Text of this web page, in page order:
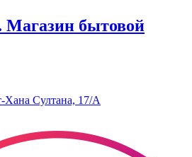
Магазин бытовой
Хана Султана, 17/А